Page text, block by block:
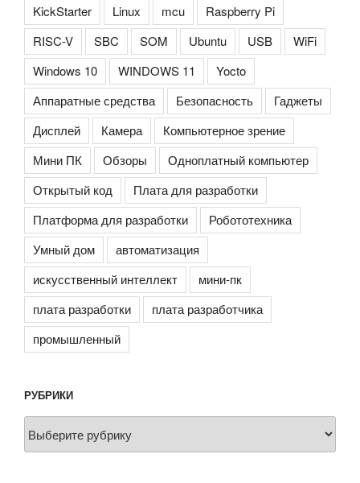
KickStarter
Linux mcu
Raspberry Pi
RISC-V
SBC SOM Ubuntu USB
WiFi
Windows 10
WINDOWS 11
Yocto
Аппаратные средства
Безопасность
Гаджеты
Дисплей
Камера
Компьютерное зрение
Мини ПК
Обзоры
Одноплатный компьютер
Открытый код
Плата для разработки
Платформа для разработки
Робототехника
Умный дом
автоматизация
искусственный интеллект
мини-пк
плата разработки
плата разработчика
промышленный
РУБРИКИ